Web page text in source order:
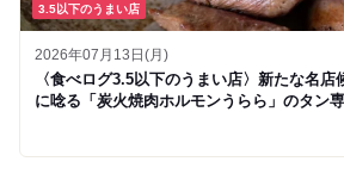
3.5以下のうまい店
2026年07月13日(月)
〈食べログ3.5以下のうまい店〉新たな名
に唸る「炭火焼肉ホルモンうらら」のタン